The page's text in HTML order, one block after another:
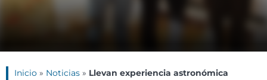
Inicio » Noticias » Llevan experiencia astronómica